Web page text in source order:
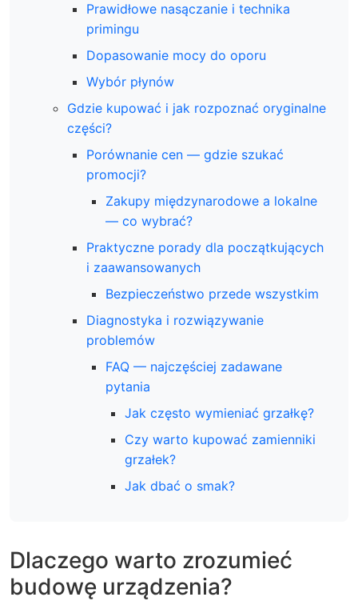
Prawidłowe nasączanie i technika
primingu
Dopasowanie mocy do oporu
Wybór płynów
Gdzie kupować i jak rozpoznać oryginalne
części?
Porównanie cen — gdzie szukać
promocji?
Zakupy międzynarodowe a lokalne
— co wybrać?
Praktyczne porady dla początkujących
i zaawansowanych
Bezpieczeństwo przede wszystkim
Diagnostyka i rozwiązywanie
problemów
FAQ — najczęściej zadawane
pytania
Jak często wymieniać grzałkę?
Czy warto kupować zamienniki
grzałek?
Jak dbać o smak?
Dlaczego warto zrozumieć
budowę urządzenia?